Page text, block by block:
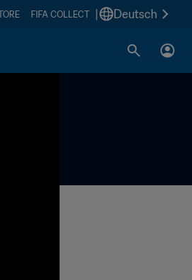
FIFA COLLECT Deutsch